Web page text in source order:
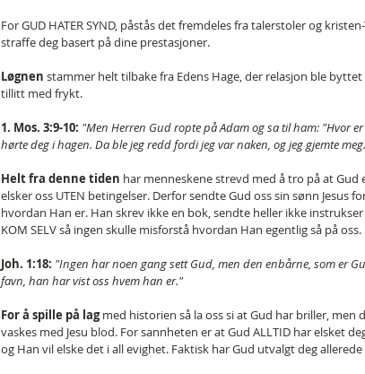
For GUD HATER SYND, påstås det fremdeles fra talerstoler og
straffe deg basert på dine prestasjoner.
Løgnen stammer helt tilbake fra Edens Hage, der relasjon ble
tillitt med frykt.
1. Mos. 3:9-10: "Men Herren Gud ropte på Adam og sa til ham: "Hvor
hørte deg i hagen. Da ble jeg redd fordi jeg var naken, og jeg gjemte
Helt fra denne tiden har menneskene strevd med å tro på at Gud
elsker oss UTEN betingelser. Derfor sendte Gud oss sin sønn Jesus
hvordan Han er. Han skrev ikke en bok, sendte heller ikke
KOM SELV så ingen skulle misforstå hvordan Han egentlig så på oss.
Joh. 1:18: "Ingen har noen gang sett Gud, men den enbårne, som er
favn, han har vist oss hvem han er."
For å spille på lag med historien så la oss si at Gud har briller, men
vaskes med Jesu blod. For sannheten er at Gud ALLTID har elsket
og Han vil elske det i all evighet. Faktisk har Gud utvalgt deg